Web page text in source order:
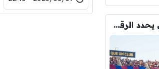
عرض برشلونة يقترب … والسيتي يحدد الرقم النهائي لبيع رودري